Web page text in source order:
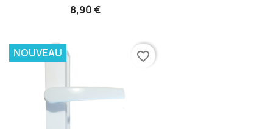
8,90 €
NOUVEAU favorite_border